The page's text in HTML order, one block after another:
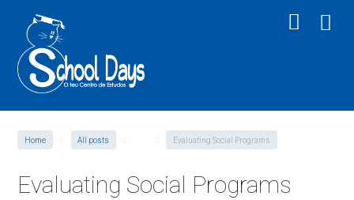
Home All posts Evaluating Social Programs
Evaluating Social Programs